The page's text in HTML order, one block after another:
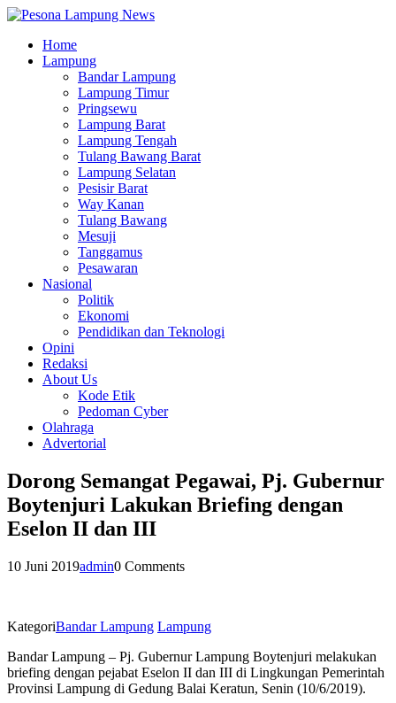
Home
Lampung
Bandar Lampung
Lampung Timur
Pringsewu
Lampung Barat
Lampung Tengah
Tulang Bawang Barat
Lampung Selatan
Pesisir Barat
Way Kanan
Tulang Bawang
Mesuji
Tanggamus
Pesawaran
Nasional
Politik
Ekonomi
Pendidikan dan Teknologi
Opini
Redaksi
About Us
Kode Etik
Pedoman Cyber
Olahraga
Advertorial
Dorong Semangat Pegawai, Pj. Gubernur
Boytenjuri Lakukan Briefing dengan
Eselon II dan III
10 Juni 2019admin0 Comments
KategoriBandar Lampung Lampung
Bandar Lampung – Pj. Gubernur Lampung Boytenjuri melakukan
briefing dengan pejabat Eselon II dan III di Lingkungan Pemerintah
Provinsi Lampung di Gedung Balai Keratun, Senin (10/6/2019).